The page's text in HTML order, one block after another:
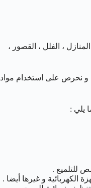
، الفلل ، القصور ،
و نحرص على استخدام مواد
يلي :
للتلميع .
الكهربائية و غيرها أيضا .